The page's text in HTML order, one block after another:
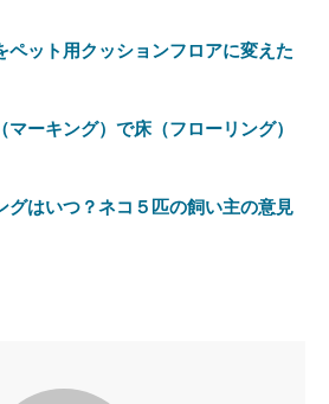
ペット用クッションフロアに変えた
ーキング）で床（フローリング）
グはいつ？ネコ５匹の飼い主の意見